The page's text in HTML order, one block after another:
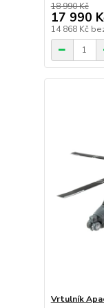
18 990 Kč
17 990
14 868 Kč
Vrtulník